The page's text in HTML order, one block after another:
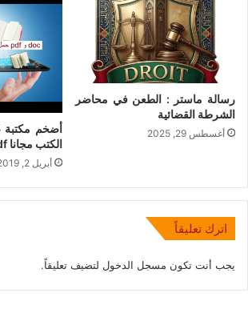
رسالة ماستر : الطعن في محاضر
الشرطة القضائية
أغسطس 29, 2025
أضخم مكتبة
الكتب مجانا pdf
أبريل 2, 2019
اترك تعليقاً
يجب أنت تكون مسجل الدخول لتضيف تعليقاً.